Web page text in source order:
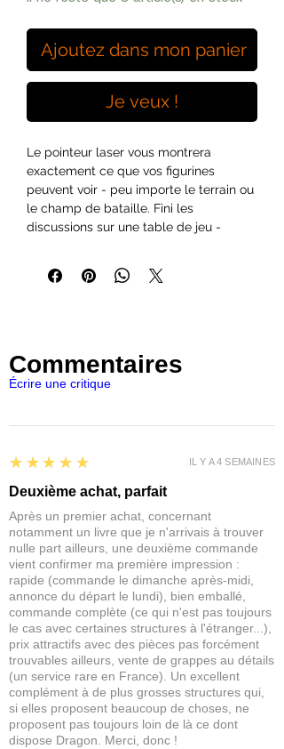
Ajoutez dans mon panier
Je veux !
Le pointeur laser vous montrera
exactement ce que vos figurines
peuvent voir - peu importe le terrain ou
le champ de bataille. Fini les
discussions sur une table de jeu -
3 piles incluses
les parties !
Commentaires
Écrire une critique
5
★★★★★
Deuxième achat, parfait
Après un premier achat, concernant
notamment un livre que je n'arrivais à trouver
nulle part ailleurs, une deuxième commande
vient confirmer ma première impression :
rapide (commande le dimanche après-midi,
annonce du départ le lundi), bien emballé,
commande complète (ce qui n'est pas toujours
le cas avec certaines structures à l'étranger...),
prix attractifs avec des pièces pas forcément
trouvables ailleurs, vente de grappes au détails
(un service rare en France). Un excellent
complément à de plus grosses structures qui,
si elles proposent beaucoup de choses, ne
proposent pas toujours loin de là ce dont
dispose Dragon. Merci, donc !
IL Y A 4 SEMAINES